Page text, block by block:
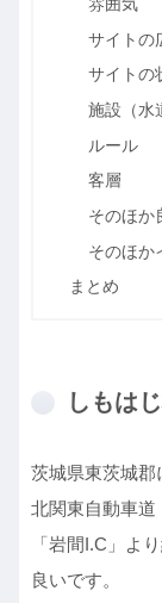
雰囲気
サイトの
サイトの
施設（水
ルール
客層
そのほか
そのほか
まとめ
しもは
茨城県東茨城郡
北関東自動車道
「岩間I.C」よ
良いです。